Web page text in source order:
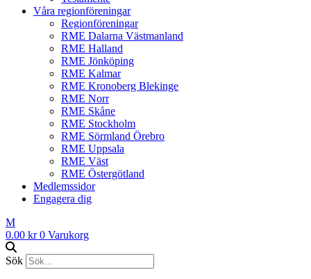
Våra regionföreningar
Regionföreningar
RME Dalarna Västmanland
RME Halland
RME Jönköping
RME Kalmar
RME Kronoberg Blekinge
RME Norr
RME Skåne
RME Stockholm
RME Sörmland Örebro
RME Uppsala
RME Väst
RME Östergötland
Medlemssidor
Engagera dig
M
0.00 kr 0 Varukorg
Sök